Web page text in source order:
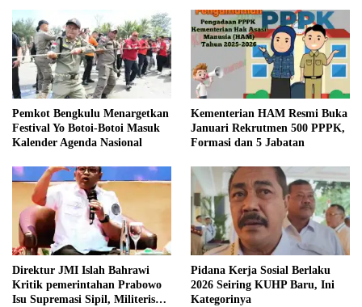
Pemkot Bengkulu Menargetkan
Festival Yo Botoi-Botoi Masuk
Kalender Agenda Nasional
Kementerian HAM Resmi Buka
Januari Rekrutmen 500 PPPK,
Formasi dan 5 Jabatan
Direktur JMI Islah Bahrawi
Kritik pemerintahan Prabowo
Isu Supremasi Sipil, Militerisasi,
Pidana Kerja Sosial Berlaku
2026 Seiring KUHP Baru, Ini
Kategorinya